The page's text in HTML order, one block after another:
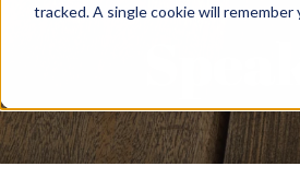
tracked. A single cookie will remember